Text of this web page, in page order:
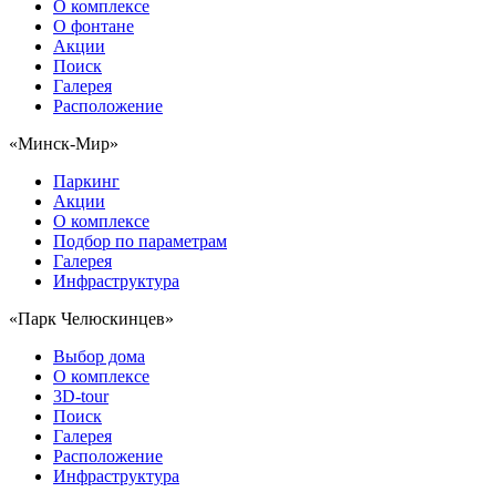
О комплексе
О фонтане
Акции
Поиск
Галерея
Расположение
«Минск-Мир»
Паркинг
Акции
О комплексе
Подбор по параметрам
Галерея
Инфраструктура
«Парк Челюскинцев»
Выбор дома
О комплексе
3D-tour
Поиск
Галерея
Расположение
Инфраструктура